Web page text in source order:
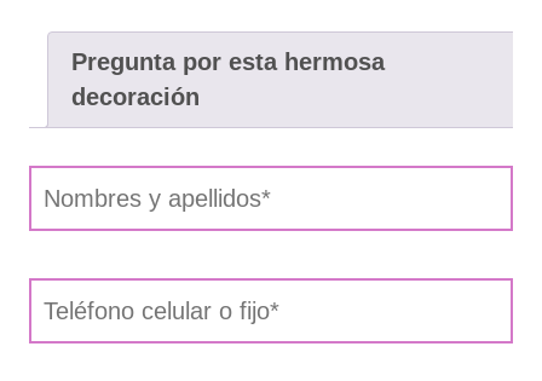
Pregunta por esta hermosa
decoración